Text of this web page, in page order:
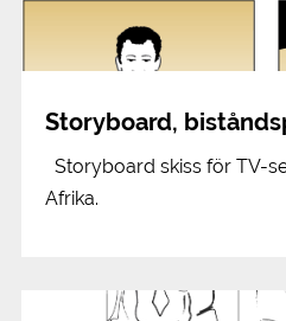
Storyboard,
Storyboard skiss för TV-
Afrika.